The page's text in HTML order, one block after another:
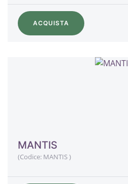
ACQUISTA
MANTIS
(Codice: MANTIS)